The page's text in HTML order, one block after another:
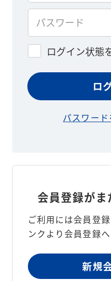
ログイン状態
パスワー
会員登録がま
ご利用には会員登録
ンクより会員登録
新規